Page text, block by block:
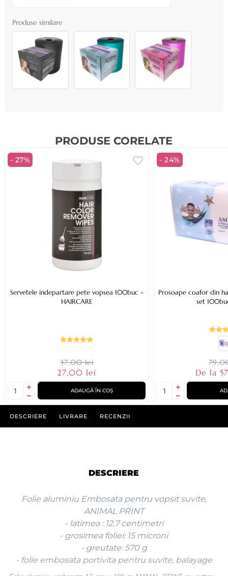
Produse similare
PRODUSE CORELATE
- 27%
Servetele indepartare pete vopsea 100buc -
HAIRCARE
37,00 lei
27,00 lei
ADAUGĂ ÎN COȘ
- 24%
Prosoape coafor din
set
De la
DESCRIERE LIVRARE RECENZII
DESCRIERE
Folie aluminiu Embosata pentru vopsit suvite,
ANIMAL PRINT
- latimea : 12,7 centimetri
- grosimea foliei: 15 microni
- greutate: 570 g
- folie embosata portivita pentru suvite, balayage